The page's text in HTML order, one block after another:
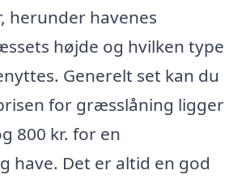
herunder havenes
højde og hvilken type
Generelt set kan du
for græsslåning ligger
800 kr. for en
have. Det er altid en god